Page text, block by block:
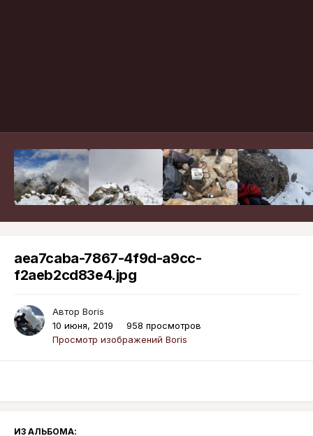
aea7caba-7867-4f9d-a9cc-
f2aeb2cd83e4.jpg
Автор Boris
10 июня, 2019
958 просмотров
Просмотр изображений Boris
ИЗ АЛЬБОМА: